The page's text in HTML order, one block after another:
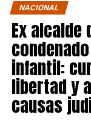
NACIONAL
Ex alcalde
infantil:
libertad y
causas